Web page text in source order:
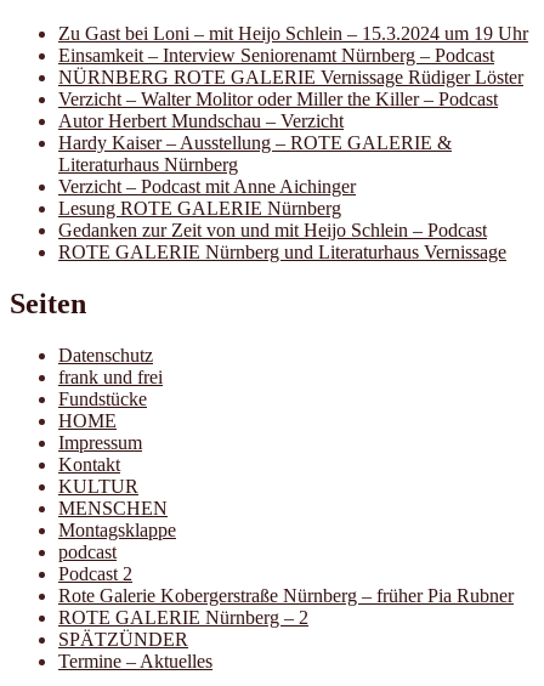
Zu Gast bei Loni – mit Heijo Schlein – 15.3.2024 um 19 Uhr
Einsamkeit – Interview Seniorenamt Nürnberg – Podcast
NÜRNBERG ROTE GALERIE Vernissage Rüdiger Löster
Verzicht – Walter Molitor oder Miller the Killer – Podcast
Autor Herbert Mundschau – Verzicht
Hardy Kaiser – Ausstellung – ROTE GALERIE &
Literaturhaus Nürnberg
Verzicht – Podcast mit Anne Aichinger
Lesung ROTE GALERIE Nürnberg
Gedanken zur Zeit von und mit Heijo Schlein – Podcast
ROTE GALERIE Nürnberg und Literaturhaus Vernissage
Seiten
Datenschutz
frank und frei
Fundstücke
HOME
Impressum
Kontakt
KULTUR
MENSCHEN
Montagsklappe
podcast
Podcast 2
Rote Galerie Kobergerstraße Nürnberg – früher Pia Rubner
ROTE GALERIE Nürnberg – 2
SPÄTZÜNDER
Termine – Aktuelles